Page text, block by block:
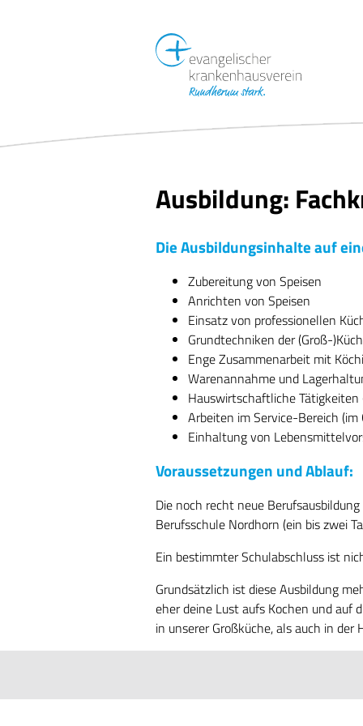
Ausbildung:
Die Ausbildungsinhalte auf
Zubereitung von Speisen
Anrichten von Speisen
Einsatz von professionellen
Grundtechniken der (Groß-
Enge Zusammenarbeit mit
Warenannahme und
Hauswirtschaftliche
Arbeiten im Service-Bereich (im
Einhaltung von
Voraussetzungen und Ablauf:
Die noch recht neue
Berufsschule Nordhorn (ein bis zwei
Ein bestimmter Schulabschluss ist
Grundsätzlich ist diese Ausbildung
eher deine Lust aufs Kochen und auf
in unserer Großküche, als auch in